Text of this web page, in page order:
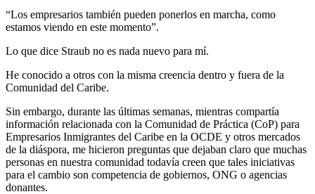
“Los empresarios también pueden ponerlos en marcha, como
estamos viendo en este momento”.
Lo que dice Straub no es nada nuevo para mí.
He conocido a otros con la misma creencia dentro y fuera de la
Comunidad del Caribe.
Sin embargo, durante las últimas semanas, mientras compartía
información relacionada con la Comunidad de Práctica (CoP) para
Empresarios Inmigrantes del Caribe en la OCDE y otros mercados
de la diáspora, me hicieron preguntas que dejaban claro que muchas
personas en nuestra comunidad todavía creen que tales iniciativas
para el cambio son competencia de gobiernos, ONG o agencias
donantes.